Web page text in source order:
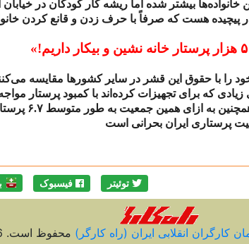
بیشتر شده اما ریشه کار کودکان در
پیچیده هست که صرفاً با حرف زدن و قانع کردن
هزار پرستار خانه نشین و بیکار داریم!»
را با حقوق این قشر در سایر کشورها مقایسه
که برای تجهیزات کرده‌اند با کمبود پرستار
همچنین به ازای همین جمعیت به طور متوسط ۶.۷
پرستاری ایران بحرانی است
توئیتر فیسبوک
کارگران انقلابی ايران (راه کارگر) محفوظ است. 2026 ©